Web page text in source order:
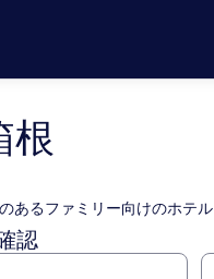
根
あるファミリー向けのホテル
認